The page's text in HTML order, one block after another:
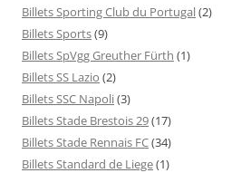
Billets Sporting Club du Portugal(2)
Billets Sports(9)
Billets SpVgg Greuther Fürth (1)
Billets SS Lazio (2)
Billets SSC Napoli(3)
Billets Stade Brestois 29(17)
Billets Stade Rennais FC(34)
Billets Standard de Liege(1)